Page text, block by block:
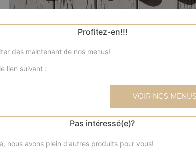
Profitez-en!!!
dès maintenant de nos menus!
lien suivant :
VOIR NOS
Pas intéressé(e)?
nous avons plein d'autres produits pour vous!